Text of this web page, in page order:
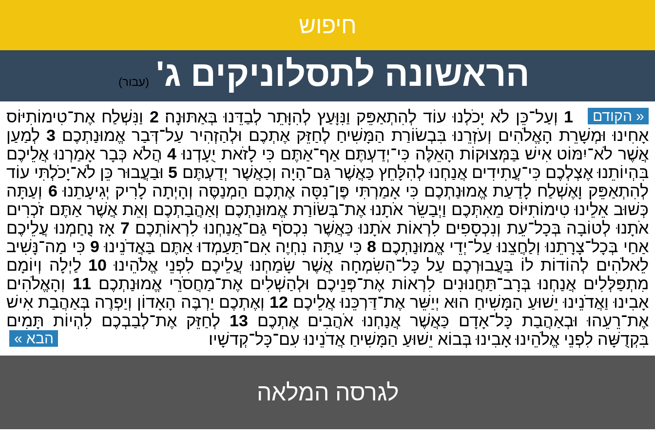
חיפוש
הראשונה לתסלוניקים ג' (עבור)
« הקודם 1 וְעַל־כֵּן לֹא יָכֹלְנוּ עוֹד לְהִתְאַפֵּק וַנִּוָּעַץ לְהִוָּתֵר לְבַדֵּנוּ בְּאַתּוּנָה׃ 2 וַנִּשְׁלַח אֶת־טִימוֹתִיּוֹס
אָחִינוּ וּמְשָׁרֵת הָאֱלֹהִים וְעֹזְרֵנוּ בִּבְשׂוֹרַת הַמָּשִׁיחַ לְחַזֵּק אֶתְכֶם וּלְהַזְהִיר עַל־דְּבַר אֱמוּנַתְכֶם׃ 3לְמַעַן
אֲשֶׁר לֹא־יִמּוֹט אִישׁ בַּמְּצוּקוֹת הָאֵלֶּה כִּי־יְדַעְתֶּם אַף־אַתֶּם כִּי לָזֹאת יֻעָדְנוּ׃ 4הֲלֹא כְּבָר אָמַרְנוּ אֲלֵיכֶם
בִּהְיוֹתֵנוּ אֶצְלְכֶם כִּי־עֲתִידִים אֲנַחְנוּ לְהִלָּחֵץ כַּאֲשֶׁר גַּם־הָיָה וְכַאֲשֶׁר יְדַעְתֶּם׃ 5 וּבַעֲבוּר כֵּן לֹא־יָכֹלְתִּי עוֹד
לְהִתְאַפֵּק וָאֶשְׁלַח לָדַעַת אֱמוּנַתְכֶם כִּי אָמַרְתִּי פֶּן־נִסָּה אֶתְכֶם הַמְנַסֶּה וְהָיְתָה לָרִיק יְגִיעָתֵנוּ׃ 6 וְעַתָּה
כְּשׁוּב אֵלֵינוּ טִימוֹתִיּוֹס מֵאִתְּכֶם וַיְבַשֵׂר אֹתָנוּ אֶת־בְּשׂוֹרַת אֱמוּנַתְכֶם וְאַהֲבַתְכֶם וְאֵת אֲשֶׁר אַתֶּם זֹכְרִים
אֹתָנוּ לְטוֹבָה בְּכָל־עֵת וְנִכְסָפִים לִרְאוֹת אֹתָנוּ כַּאֲשֶׁר נִכְסֹף גַּם־אֲנַחְנוּ לִרְאוֹתְכֶם׃ 7 אָז נֻחַמְנוּ עֲלֵיכֶם
אַחַי בְּכָל־צָרָתֵנוּ וְלַחֲצֵנוּ עַל־יְדֵי אֱמוּנַתְכֶם׃ 8 כִּי עַתָּה נִחְיֶה אִם־תַּעַמְדוּ אַתֶּם בַּאֲדֹנֵינוּ׃ 9 כִּי מַה־נָּשִׁיב
לֵאלֹהִים לְהוֹדוֹת לוֹ בַּעֲבוּרְכֶם עַל כָּל־הַשִׂמְחָה אֲשֶׁר שָׂמַחְנוּ עֲלֵיכֶם לִפְנֵי אֱלֹהֵינוּ׃ 10 לַיְלָה וְיוֹמָם
מִתְפַּלְּלִים אֲנַחְנוּ בְּרָב־תַּחֲנוּנִים לִרְאוֹת אֶת־פְּנֵיכֶם וּלְהַשְׁלִים אֶת־מַחֲסֹרֵי אֱמוּנַתְכֶם׃ 11 וְהָאֱלֹהִים
אָבִינוּ וַאֲדֹנֵינוּ יֵשׁוּעַ הַמָּשִׁיחַ הוּא יְיַשֵּׁר אֶת־דַּרְכֵּנוּ אֲלֵיכֶם׃ 12 וְאֶתְכֶם יַרְבֶּה הָאָדוֹן וְיַפְרֶה בְּאַהֲבַת אִישׁ
אֶת־רֵעֵהוּ וּבְאַהֲבַת כָּל־אָדָם כַּאֲשֶׁר אֲנַחְנוּ אֹהֲבִים אֶתְכֶם׃ 13 לְחַזֵּק אֶת־לְבַבְכֶם לִהְיוֹת תָּמִים
בִּקְדֻשָּׁה לִפְנֵי אֱלֹהֵינוּ אָבִינוּ בְּבוֹא יֵשׁוּעַ הַמָּשִׁיחַ אֲדֹנֵינוּ עִם־כָּל־קְדשָׁיו׃
הבא »
לגרסה המלאה